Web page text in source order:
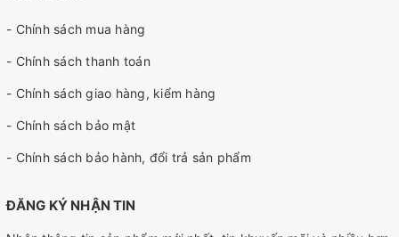
- Chính sách mua hàng
- Chính sách thanh toán
- Chính sách giao hàng, kiểm hàng
- Chính sách bảo mật
- Chính sách bảo hành, đổi trả sản phẩm
ĐĂNG KÝ NHẬN TIN